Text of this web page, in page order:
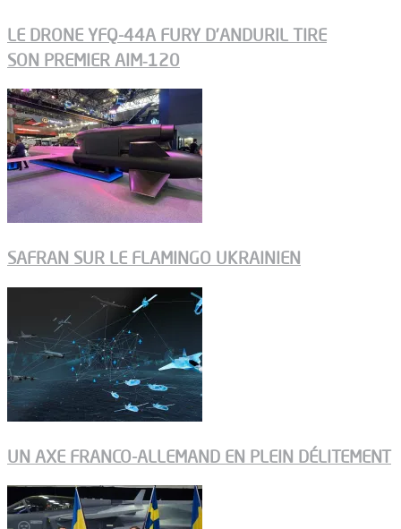
LE DRONE YFQ-44A FURY D’ANDURIL TIRE
SON PREMIER AIM‑120
SAFRAN SUR LE FLAMINGO UKRAINIEN
UN AXE FRANCO-ALLEMAND EN PLEIN DÉLITEMENT